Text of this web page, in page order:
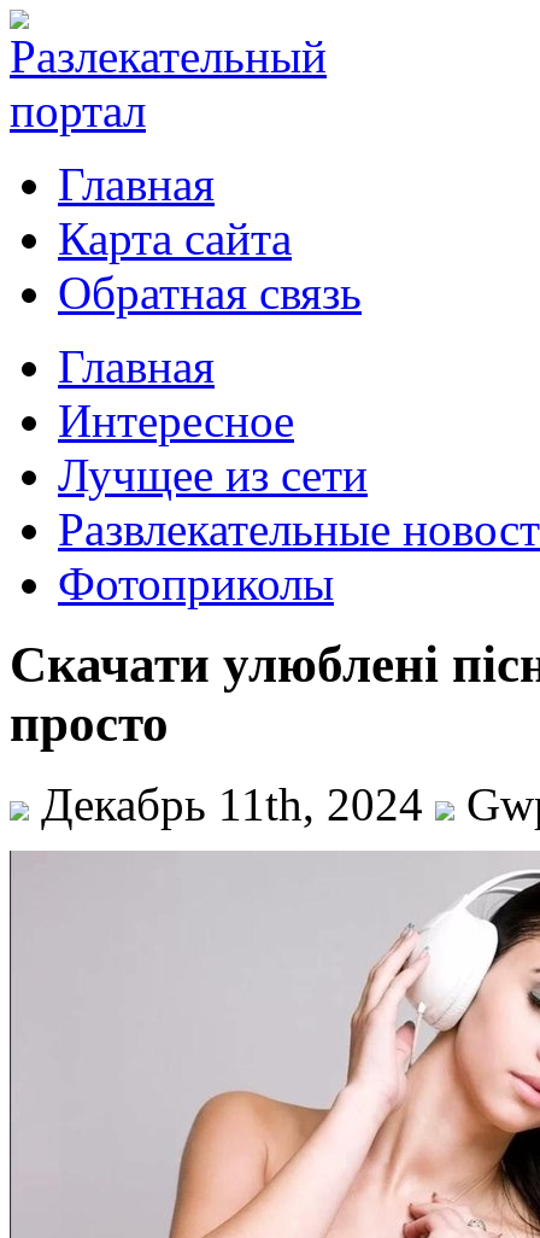
Главная
Карта сайта
Обратная связь
Главная
Интересное
Лучщее из сети
Развлекательные
Фотоприколы
Скачати улюблені
просто
Декабрь 11th, 2024